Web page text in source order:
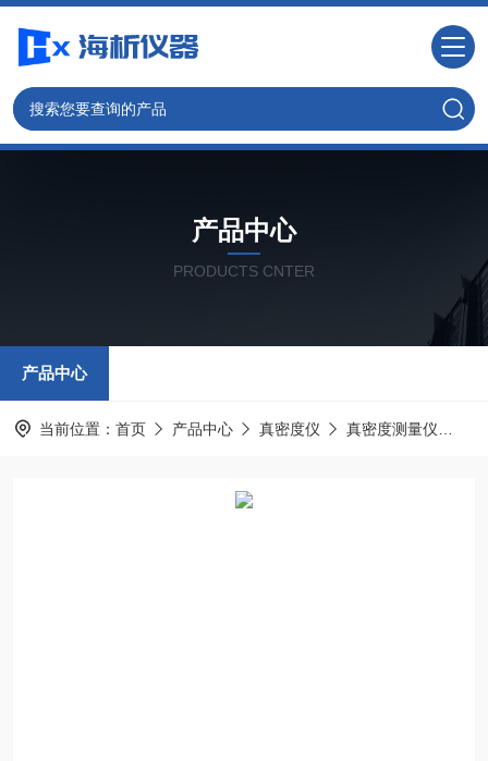
产品中心
PRODUCTS CNTER
产品中心
当前位置： 首页 产品中心 真密度仪 真密度测量仪